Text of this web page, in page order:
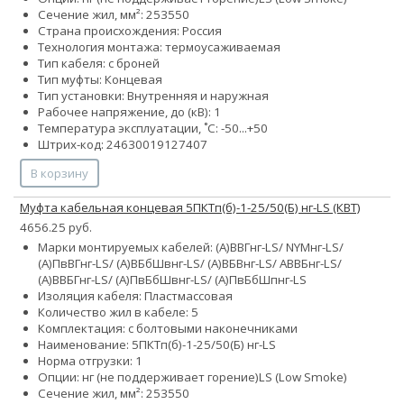
Сечение жил, мм²: 253550
Страна происхождения: Россия
Технология монтажа: термоусаживаемая
Тип кабеля: с броней
Тип муфты: Концевая
Тип установки: Внутренняя и наружная
Рабочее напряжение, до (кВ): 1
Температура эксплуатации, ˚С: -50...+50
Штрих-код: 24630019127407
В корзину
Муфта кабельная концевая 5ПКТп(б)-1-25/50(Б) нг-LS (КВТ)
4656.25 руб.
Марки монтируемых кабелей: (А)ВВГнг-LS/ NYMнг-LS/
(А)ПвВГнг-LS/ (А)ВБбШвнг-LS/ (А)ВБВнг-LS/ АВВБнг-LS/
(А)ВВБГнг-LS/ (А)ПвБбШвнг-LS/ (А)ПвБбШпнг-LS
Изоляция кабеля: Пластмассовая
Количество жил в кабеле: 5
Комплектация: с болтовыми наконечниками
Наименование: 5ПКТп(б)-1-25/50(Б) нг-LS
Норма отгрузки: 1
Опции: нг (не поддерживает горение)LS (Low Smoke)
Сечение жил, мм²: 253550